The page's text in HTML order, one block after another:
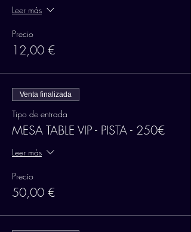
Leer más
Precio
12,00 €
Venta finalizada
Tipo de entrada
MESA TABLE VIP - PISTA - 250€
Leer más
Precio
50,00 €